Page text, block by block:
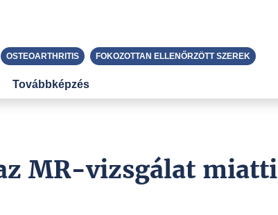
MR-vizsgálat miatti
OSTEOARTHRITIS FOKOZOTTAN ELLENŐRZÖTT SZEREK
Továbbképzés